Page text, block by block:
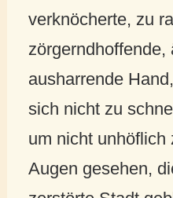
verknöcherte, zu
zörgerndhoffende,
ausharrende
sich nicht zu
um nicht unhöflich
Augen gesehen,